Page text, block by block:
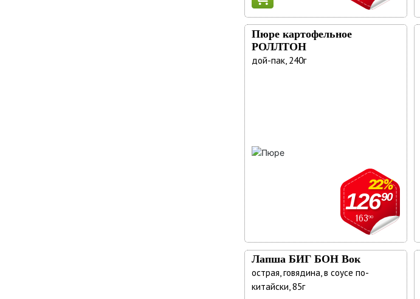
Пюре картофельное
РОЛЛТОН
дой-пак, 240г
16390
22%
12690
Лапша БИГ БОН Вок
острая, говядина, в соусе по-
китайски, 85г